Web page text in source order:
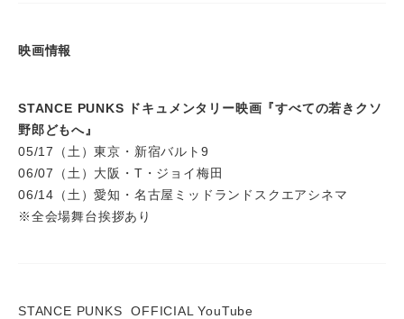
映画情報
STANCE PUNKS ドキュメンタリー映画『すべての若きクソ
野郎どもへ』
05/17（土）東京・新宿バルト9
06/07（土）大阪・T・ジョイ梅田
06/14（土）愛知・名古屋ミッドランドスクエアシネマ
※全会場舞台挨拶あり
STANCE PUNKS OFFICIAL YouTube